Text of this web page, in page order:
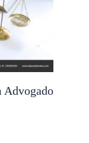
Advogado